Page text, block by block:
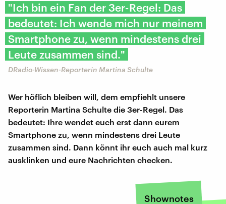
"Ich bin ein Fan der 3er-Regel: Das
bedeutet: Ich wende mich nur meinem
Smartphone zu, wenn mindestens drei
Leute zusammen sind."
DRadio-Wissen-Reporterin Martina Schulte
Wer höflich bleiben will, dem empfiehlt unsere
Reporterin Martina Schulte die 3er-Regel. Das
bedeutet: Ihre wendet euch erst dann eurem
Smartphone zu, wenn mindestens drei Leute
zusammen sind. Dann könnt ihr euch auch mal kurz
ausklinken und eure Nachrichten checken.
Shownotes